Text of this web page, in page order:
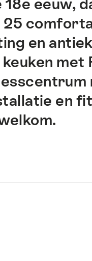
eeuw,
en
met
en